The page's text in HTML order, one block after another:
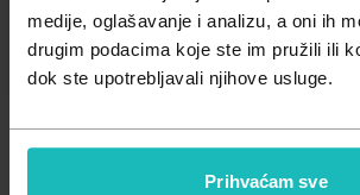
medije, oglašavanje i analizu, a oni ih
drugim podacima koje ste im pružili ili
dok ste upotrebljavali njihove usluge.
Prihvaćam sve
Zdravlje muškarca
Zdravlje žene
Minerali
Probiotici i prebiotici